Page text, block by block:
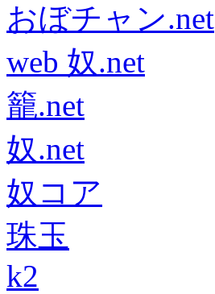
おぼチャン.net
web 奴.net
籠.net
奴.net
奴コア
珠玉
k2